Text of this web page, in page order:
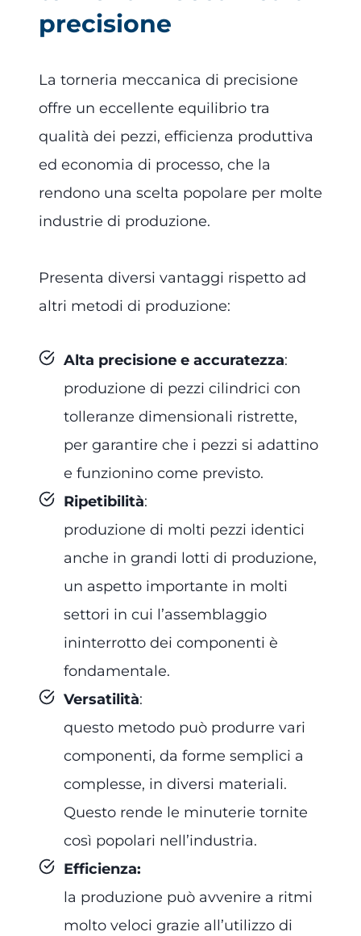
precisione
La torneria meccanica di precisione
offre un eccellente equilibrio tra
qualità dei pezzi, efficienza produttiva
ed economia di processo, che la
rendono una scelta popolare per molte
industrie di produzione.
Presenta diversi vantaggi rispetto ad
altri metodi di produzione:
Alta precisione e accuratezza:
produzione di pezzi cilindrici con
tolleranze dimensionali ristrette,
per garantire che i pezzi si adattino
e funzionino come previsto.
Ripetibilità:
produzione di molti pezzi identici
anche in grandi lotti di produzione,
un aspetto importante in molti
settori in cui l’assemblaggio
ininterrotto dei componenti è
fondamentale.
Versatilità:
questo metodo può produrre vari
componenti, da forme semplici a
complesse, in diversi materiali.
Questo rende le minuterie tornite
così popolari nell’industria.
Efficienza:
la produzione può avvenire a ritmi
molto veloci grazie all’utilizzo di